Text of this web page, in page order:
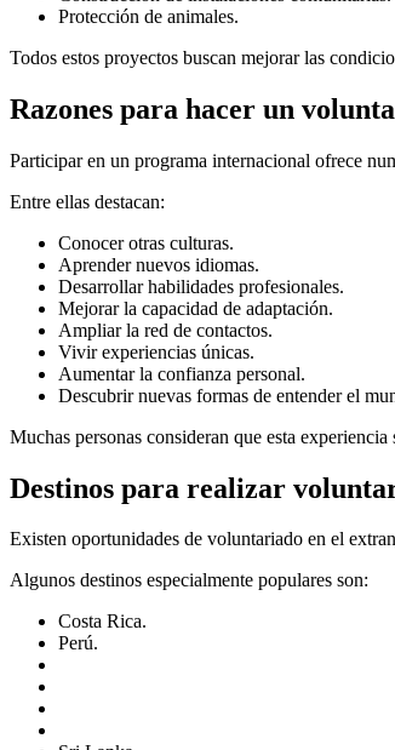
Protección de animales.
Todos estos proyectos buscan mejorar las
Razones para hacer un
Participar en un programa internacional ofrece
Entre ellas destacan:
Conocer otras culturas.
Aprender nuevos idiomas.
Desarrollar habilidades profesionales.
Mejorar la capacidad de adaptación.
Ampliar la red de contactos.
Vivir experiencias únicas.
Aumentar la confianza personal.
Descubrir nuevas formas de entender el
Muchas personas consideran que esta
Destinos para realizar
Existen oportunidades de voluntariado en el
Algunos destinos especialmente populares son:
Costa Rica.
Perú.